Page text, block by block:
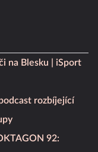
na Blesku
iSport
rozbíjející
92: